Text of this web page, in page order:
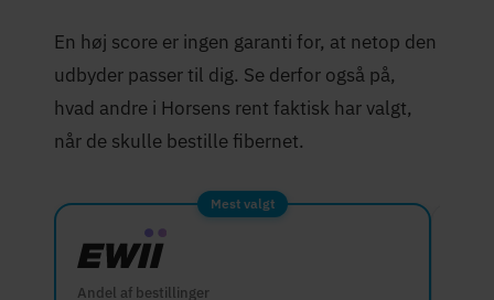
En høj score er ingen garanti for, at netop den
udbyder passer til dig. Se derfor også på,
hvad andre i Horsens rent faktisk har valgt,
når de skulle bestille fibernet.
Mest valgt
Andel af bestillinger